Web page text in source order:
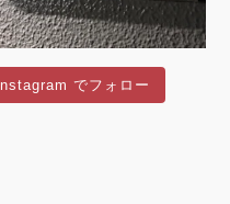
Instagram でフォロー